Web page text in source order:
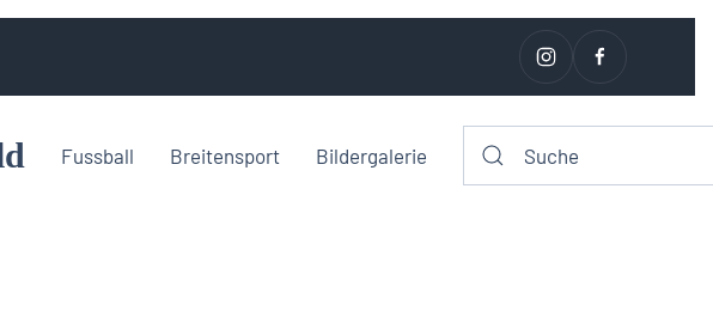
Fussball Breitensport Bildergalerie